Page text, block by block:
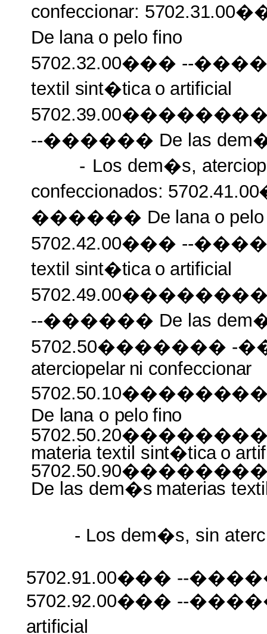
confeccionar:
De lana o pelo fino
5702.32.00��� --
textil sint�tica o artificial
--������ De las
- Los dem�s,
confeccionados:
������ De lana o pelo
5702.42.00��� --
textil sint�tica o artificial
--������ De las
5702.50������� -
aterciopelar ni confeccionar
De lana o pelo fino
materia textil sint�tica o
De las dem�s materias
- Los dem�s, sin
5702.91.00��� --
5702.92.00��� --
artificial